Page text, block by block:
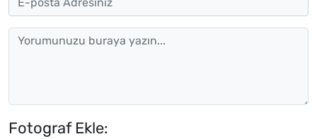
Fotograf Ekle: